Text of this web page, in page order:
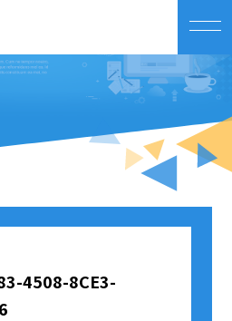
4508-8CE3-